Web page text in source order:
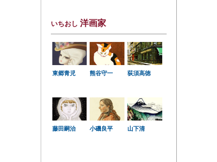
いちおし 洋画家
東郷青児 熊谷守一 荻須高徳
藤田嗣治 小磯良平 山下清